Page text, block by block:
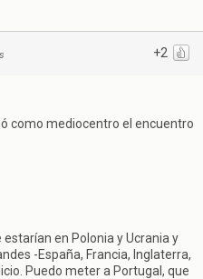
+2
como mediocentro el encuentro
en Polonia y Ucrania y
-España, Francia, Inglaterra,
Puedo meter a Portugal, que